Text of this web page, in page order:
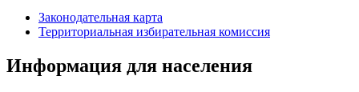
Законодательная карта
Территориальная избирательная комиссия
Информация для населения